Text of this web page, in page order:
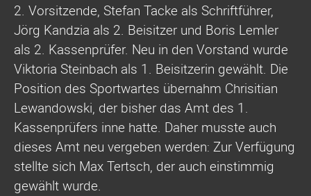
2. Vorsitzende, Stefan Tacke als Schriftführer,
Jörg Kandzia als 2. Beisitzer und Boris Lemler
als 2. Kassenprüfer. Neu in den Vorstand wurde
Viktoria Steinbach als 1. Beisitzerin gewählt. Die
Position des Sportwartes übernahm Chrisitian
Lewandowski, der bisher das Amt des 1.
Kassenprüfers inne hatte. Daher musste auch
dieses Amt neu vergeben werden: Zur Verfügung
stellte sich Max Tertsch, der auch einstimmig
gewählt wurde.